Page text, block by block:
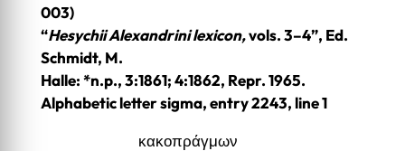
003)
“Hesychii Alexandrini lexicon,vols. 3–4”, Ed.
Schmidt, M.
Halle: *n.p., 3:1861; 4:1862, Repr. 1965.
Alphabetic letter sigma, entry 2243, line 1
κακοπράγμων